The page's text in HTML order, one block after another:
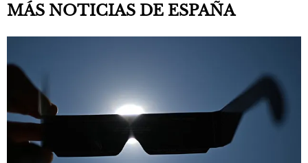
MÁS NOTICIAS DE ESPAÑA